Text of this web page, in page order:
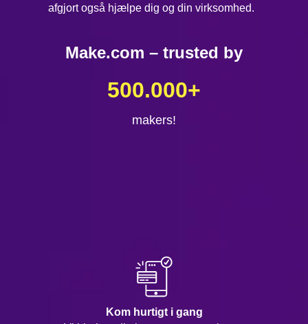
afgjort også hjælpe dig og din virksomhed.
Make.com – trusted by
makers!
500.000+
Kom hurtigt i gang